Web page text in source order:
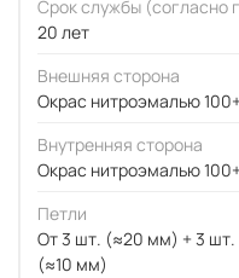
Срок службы (согласно
20 лет
Внешняя сторона
Окрас нитроэмалью
Внутренняя сторона
Окрас нитроэмалью
Петли
От 3 шт. (≈20 мм) + 3 шт.
(≈10 мм)